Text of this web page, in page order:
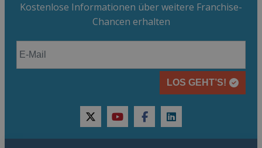
Kostenlose Informationen über weitere Franchise-
Chancen erhalten
LOS GEHT’S!
twitteryoutubefacebooklinkedin